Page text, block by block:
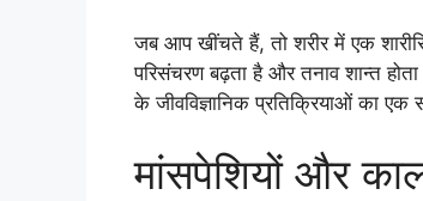
जब आप खींचते हैं, तो शरीर में एक
परिसंचरण बढ़ता है और तनाव शान्त
के जीवविज्ञानिक प्रतिक्रियाओं का एक
मांसपेशियों और